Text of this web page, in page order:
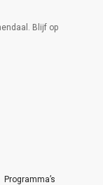
Blijf op
Programma’s